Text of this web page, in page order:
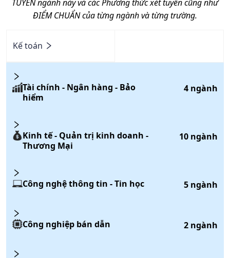
TUYỂN ngành này và các Phương thức xét tuyến cũng như
ĐIỂM CHUẨN của từng ngành và từng trường.
Kế toán
Tài chính - Ngân hàng - Bảo
hiểm
4 ngành
Kinh tế - Quản trị kinh doanh -
Thương Mại
10 ngành
Công nghệ thông tin - Tin học 5 ngành
Công nghiệp bán dẫn 2 ngành